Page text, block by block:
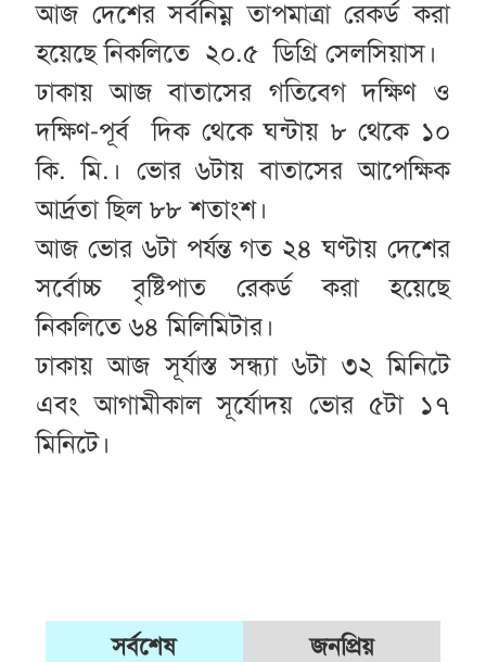
আজ দেশের সর্বনিম্ন তাপমাত্রা রেকর্ড করা
হয়েছে নিকলিতে ২০.৫ ডিগ্রি সেলসিয়াস।
ঢাকায় আজ বাতাসের গতিবেগ দক্ষিণ ও
দক্ষিণ-পূর্ব দিক থেকে ঘন্টায় ৮ থেকে ১০
কি. মি.। ভোর ৬টায় বাতাসের আপেক্ষিক
আর্দ্রতা ছিল ৮৮ শতাংশ।
আজ ভোর ৬টা পর্যন্ত গত ২৪ ঘণ্টায় দেশের
সর্বোচ্চ বৃষ্টিপাত রেকর্ড করা হয়েছে
নিকলিতে ৬৪ মিলিমিটার।
ঢাকায় আজ সূর্যাস্ত সন্ধ্যা ৬টা ৩২ মিনিটে
এবং আগামীকাল সূর্যোদয় ভোর ৫টা ১৭
মিনিটে।
সর্বশেষ জনপ্রিয়